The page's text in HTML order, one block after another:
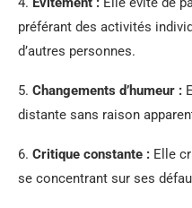
préférant des activités
d’autres personnes.
5. Changements d’humeur :
distante sans raison
6. Critique constante : Elle
se concentrant sur ses